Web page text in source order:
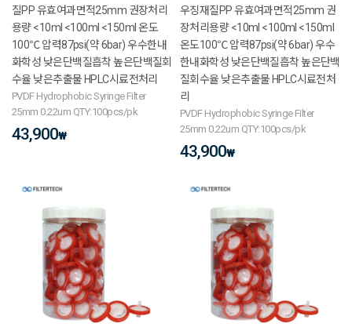
질PP 유효여과면적25mm 권장처리
용량 <10ml <100ml <150ml 온도
100℃ 압력87psi(약 6bar) 우수한내
화학성 낮은단백질흡착 높은단백질회
수율 낮은추출물 HPLC시료전처리
PVDF Hydrophobic Syringe Filter
25mm 0.22um QTY:100pcs/pk
43,900₩
우징재질PP 유효여과면적25mm 권
장처리용량 <10ml <100ml <150ml
온도100℃ 압력87psi(약 6bar) 우수
한내화학성 낮은단백질흡착 높은단백
질회수율 낮은추출물 HPLC시료전처
리
PVDF Hydrophobic Syringe Filter
25mm 0.22um QTY:100pcs/pk
43,900₩